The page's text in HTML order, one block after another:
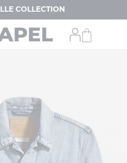
COLLECTION